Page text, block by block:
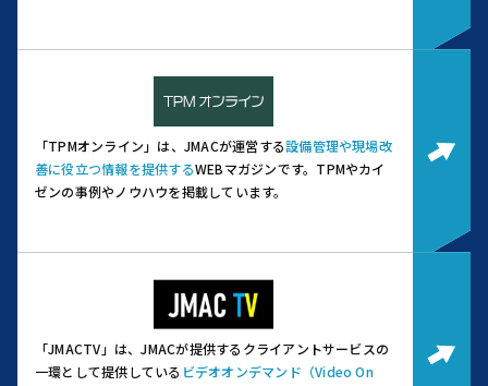
「TPMオンライン」は、JMACが運営する設備管理や現場改
善に役立つ情報を提供するWEBマガジンです。 TPMやカイ
ゼンの事例やノウハウを掲載しています。
「JMACTV」は、JMACが提供するクライアントサービスの
一環として提供している ビデオオンデマンド（Video On